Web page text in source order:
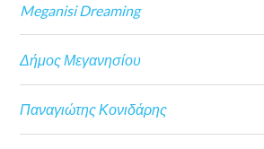
Meganisi Dreaming
Δήμος Μεγανησίου
Παναγιώτης Κονιδάρης